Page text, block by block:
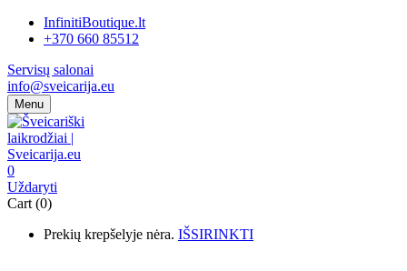
InfinitiBoutique.lt
+370 660 85512
Servisų salonai
info@sveicarija.eu
Menu
0
Uždaryti
Cart (0)
Prekių krepšelyje nėra. IŠSIRINKTI